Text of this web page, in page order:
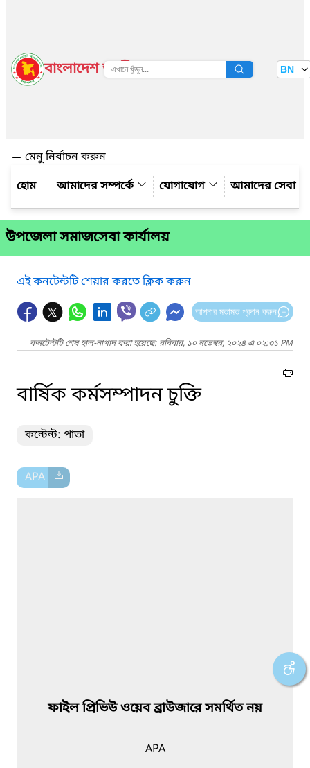
বাংলাদেশ জাতীয় তথ্য বাতায়ন BN
মেনু নির্বাচন করুন
আমাদের সম্পর্কে
যোগাযোগ আমাদের সেবা
উপজেলা সমাজসেবা কার্যালয়
এই কনটেন্টটি শেয়ার করতে ক্লিক করুন
আপনার মতামত প্রদান করুন
কনটেন্টটি শেষ হাল-নাগাদ করা হয়েছে: রবিবার, ১০ নভেম্বর, ২০২৪ এ ০২:৩১ PM
বার্ষিক কর্মসম্পাদন চুক্তি
কন্টেন্ট: পাতা
APA
ফাইল প্রিভিউ ওয়েব ব্রাউজারে সমর্থিত নয়
APA